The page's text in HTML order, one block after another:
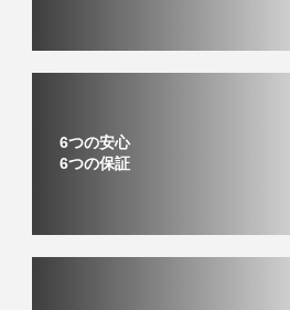
6つの安心
6つの保証